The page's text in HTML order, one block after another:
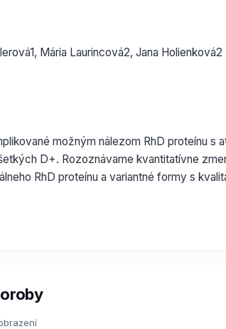
Mária Laurincová2, Jana Holienková2
možným nálezom RhD proteínu s
D+. Rozoznávame kvantitatívne
RhD proteínu a variantné formy s